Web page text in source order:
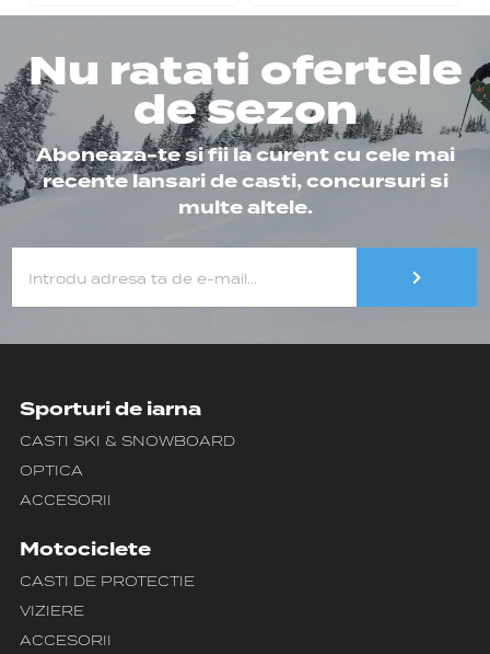
Nu ratati ofertele
de sezon
Aboneaza-te si fii la curent cu cele mai
recente lansari de casti, concursuri si
multe altele.
Sporturi de iarna
CASTI SKI & SNOWBOARD
OPTICA
ACCESORII
Motociclete
CASTI DE PROTECTIE
VIZIERE
ACCESORII